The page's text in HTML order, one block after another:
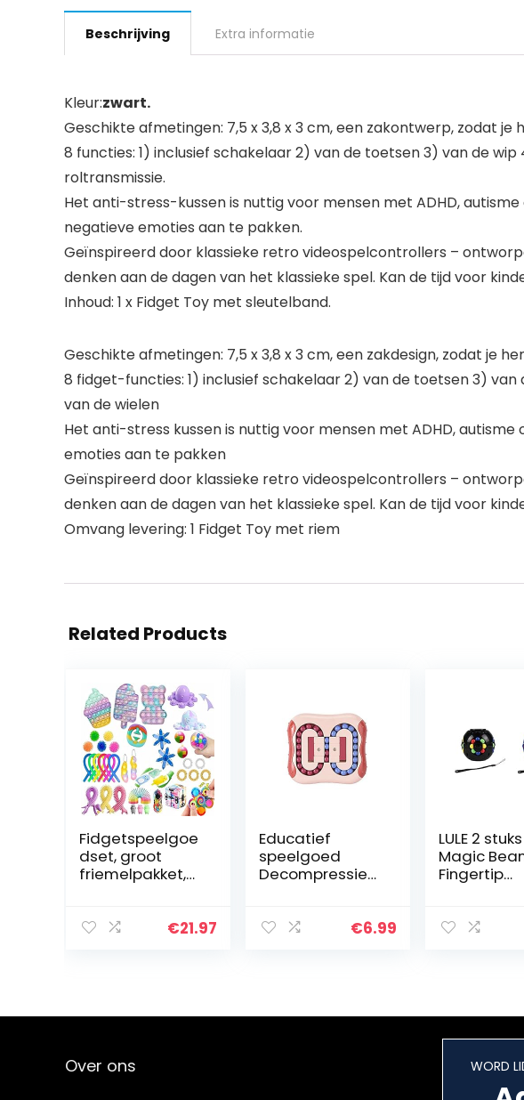
Beschrijving Extra informatie
Kleur:zwart.
Geschikte afmetingen: 7,5 x 3,8 x 3 cm, een zakontwerp, zodat
8 functies: 1) inclusief schakelaar 2) van de toetsen 3) van de
roltransmissie.
Het anti-stress-kussen is nuttig voor mensen met ADHD,
negatieve emoties aan te pakken.
Geïnspireerd door klassieke retro videospelcontrollers –
denken aan de dagen van het klassieke spel. Kan de tijd voor
Inhoud: 1 x Fidget Toy met sleutelband.
Geschikte afmetingen: 7,5 x 3,8 x 3 cm, een zakdesign, zodat je
8 fidget-functies: 1) inclusief schakelaar 2) van de toetsen 3)
van de wielen
Het anti-stress kussen is nuttig voor mensen met ADHD,
emoties aan te pakken
Geïnspireerd door klassieke retro videospelcontrollers –
denken aan de dagen van het klassieke spel. Kan de tijd voor
Omvang levering: 1 Fidget Toy met riem
Related Products
Fidgetspeelgoe
dset, groot
friemelpakket,
mesh pop
€21.97
Educatief
speelgoed
Decompressie
Speelgoed
Kubus…
€6.99
LULE 2 stuks
Magic
Fingertip
Roterende
Gyro…
Over ons WORD